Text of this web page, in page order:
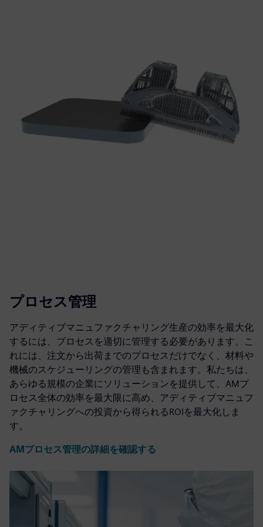
プロセス管理
アディティブマニュファクチャリング生産の効率を最大化
するには、プロセスを適切に管理する必要があります。こ
れには、注文から出荷までのプロセスだけでなく、材料や
機械のスケジューリングの管理も含まれます。私たちは、
あらゆる規模の企業にソリューションを提供して、AMプ
ロセス全体の効率を最大限に高め、アディティブマニュフ
ァクチャリングへの投資から得られるROIを最大化しま
す。
AMプロセス管理の詳細を確認する